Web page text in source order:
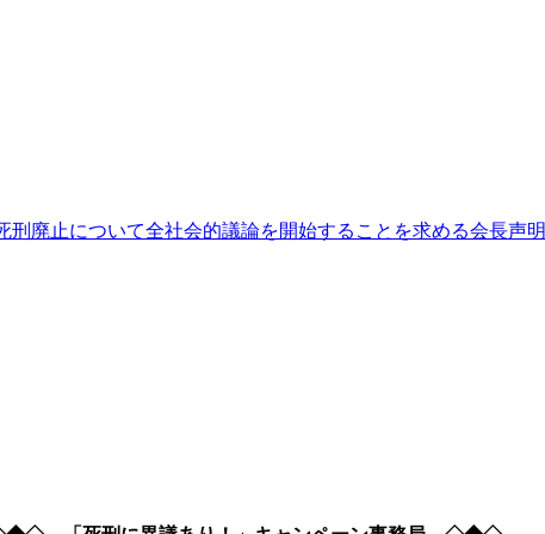
廃止について全社会的議論を開始することを求める会長声明